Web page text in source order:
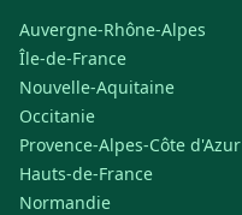
Auvergne-Rhône-Alpes
Île-de-France
Nouvelle-Aquitaine
Occitanie
Provence-Alpes-Côte d'Azur
Hauts-de-France
Normandie